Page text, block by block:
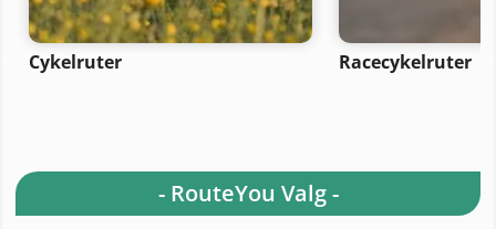
Cykelruter Racecykelruter
- RouteYou Valg -